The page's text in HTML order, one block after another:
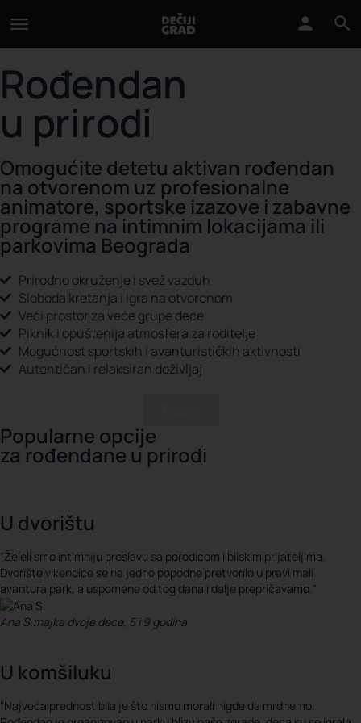
Rođendan
u prirodi
Omogućite detetu aktivan rođendan
na otvorenom uz profesionalne
animatore, sportske izazove i zabavne
programe na intimnim lokacijama ili
parkovima Beograda
Prirodno okruženje i svež vazduh
Sloboda kretanja i igra na otvorenom
Veći prostor za veće grupe dece
Piknik i opuštenija atmosfera za roditelje
Mogućnost sportskih i avanturističkih aktivnosti
Autentičan i relaksiran doživljaj
Popularne opcije
za rođendane u prirodi
U komšiluku
"Najveća prednost bila je što nismo morali nigde da mrdnemo.
U dvorištu
"Želeli smo intimniju proslavu sa porodicom i bliskim prijateljima.
Dvorište vikendice se na jedno popodne pretvorilo u pravi mali
avantura park, a uspomene od tog dana i dalje prepričavamo."
Ana S.majka dvoje dece, 5 i 9 godina